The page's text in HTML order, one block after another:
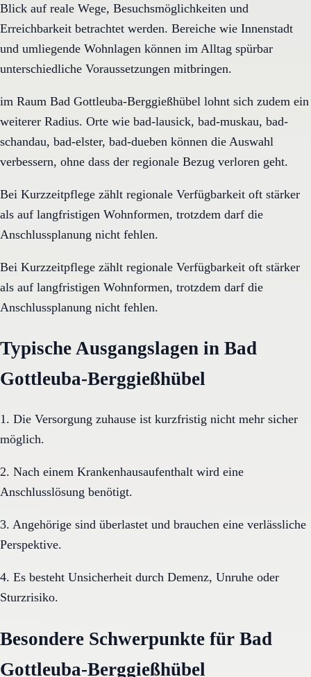
Blick auf reale Wege, Besuchsmöglichkeiten und
Erreichbarkeit betrachtet werden. Bereiche wie Innenstadt
und umliegende Wohnlagen können im Alltag spürbar
unterschiedliche Voraussetzungen mitbringen.
im Raum Bad Gottleuba-Berggießhübel lohnt sich zudem ein
weiterer Radius. Orte wie bad-lausick, bad-muskau, bad-
schandau, bad-elster, bad-dueben können die Auswahl
verbessern, ohne dass der regionale Bezug verloren geht.
Bei Kurzzeitpflege zählt regionale Verfügbarkeit oft stärker
als auf langfristigen Wohnformen, trotzdem darf die
Anschlussplanung nicht fehlen.
Bei Kurzzeitpflege zählt regionale Verfügbarkeit oft stärker
als auf langfristigen Wohnformen, trotzdem darf die
Anschlussplanung nicht fehlen.
Typische Ausgangslagen in Bad
Gottleuba-Berggießhübel
1. Die Versorgung zuhause ist kurzfristig nicht mehr sicher
möglich.
2. Nach einem Krankenhausaufenthalt wird eine
Anschlusslösung benötigt.
3. Angehörige sind überlastet und brauchen eine verlässliche
Perspektive.
4. Es besteht Unsicherheit durch Demenz, Unruhe oder
Sturzrisiko.
Besondere Schwerpunkte für Bad
Gottleuba-Berggießhübel